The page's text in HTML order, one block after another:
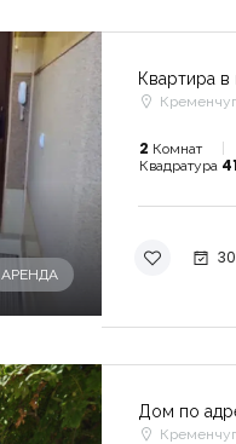
АРЕНДА
Квартира
2 Комнат
Квадратура
Дом по